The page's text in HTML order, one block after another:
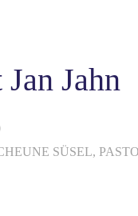
Jahn
SÜSEL,